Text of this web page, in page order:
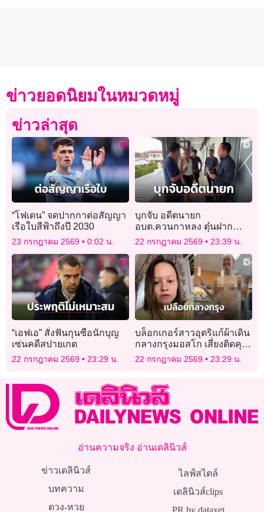
ข่าวยอดนิยมในหมวดหมู่
ข่าวล่าสุด
“โฟเดน” จดปากกาต่อสัญญา
เรือใบสีฟ้าถึงปี 2030
23 กรกฎาคม 2569 0:02 น.
บุกจับ อดีตนายก
อบต.ควนกาหลง ตุ๋นฝาก
ราชการ หอบเงินล้านหนี
กบดานโคราช
22 กรกฎาคม 2569 23:39 น.
“เอฟเอ” สั่งฟันกุนซือนักบุญ
เซ่นคดีสปายเกต
22 กรกฎาคม 2569 23:29 น.
บล็อกเกอร์สาวอุตริแก้ผ้าเดิน
กลางกรุงมอสโก เสี่ยงติดคุก
ยาว 12 ปี
22 กรกฎาคม 2569 23:29 น.
อ่านความจริง อ่านเดลินิวส์
ข่าวเดลินิวส์
บทความ
ดวง-หวย
ไลฟ์สไตล์
เดลินิวส์clips
PR by dataxet